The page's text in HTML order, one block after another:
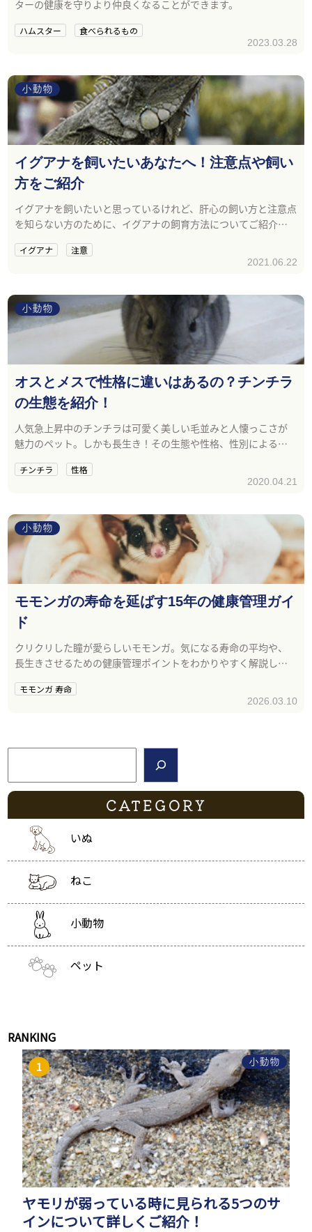
ターの健康を守りより仲良くなることができます。
ハムスター 食べられるもの
2023.03.28
小動物
イグアナを飼いたいあなたへ！注意点や飼い
方をご紹介
イグアナを飼いたいと思っているけれど、肝心の飼い方と注意点
を知らない方のために、イグアナの飼育方法についてご紹介し
イグアナ 注意
2021.06.22
小動物
オスとメスで性格に違いはあるの？チンチラ
の生態を紹介！
人気急上昇中のチンチラは可愛く美しい毛並みと人懐っこさが
魅力のペット。しかも長生き！その生態や性格、性別による違
チンチラ 性格
2020.04.21
小動物
モモンガの寿命を延ばす15年の健康管理ガイ
ド
クリクリした瞳が愛らしいモモンガ。気になる寿命の平均や、
長生きさせるための健康管理ポイントをわかりやすく解説しま
モモンガ 寿命
2026.03.10
検索
CATEGORY
いぬ
ねこ
小動物
ペット
RANKING
小動物
ヤモリが弱っている時に見られる5つのサ
インについて詳しくご紹介！